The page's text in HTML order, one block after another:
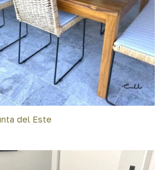
del Este